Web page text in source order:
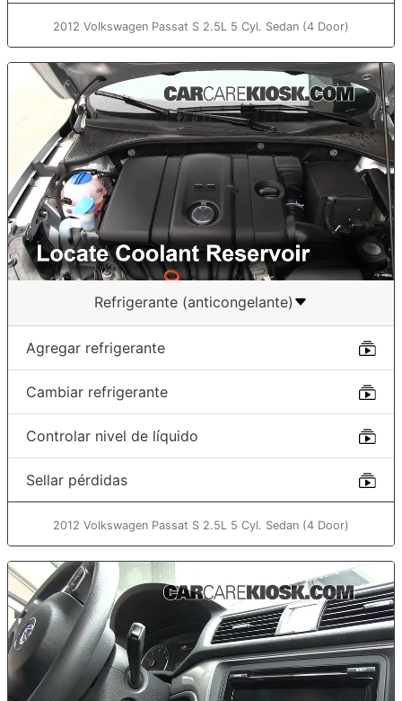
2012 Volkswagen Passat S 2.5L 5 Cyl. Sedan (4 Door)
Refrigerante (anticongelante)
Agregar refrigerante
Cambiar refrigerante
Controlar nivel de líquido
Sellar pérdidas
2012 Volkswagen Passat S 2.5L 5 Cyl. Sedan (4 Door)